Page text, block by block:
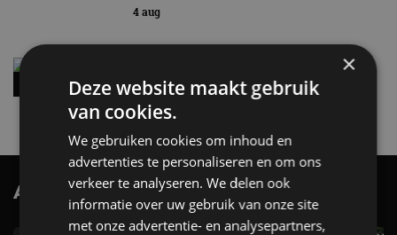
4 aug
kilometer en wordt goedkoper
AutoRAI.nl TV SUBSCRIBE
×
Deze website maakt gebruik
van cookies.
We gebruiken cookies om inhoud en
advertenties te personaliseren en om ons
verkeer te analyseren. We delen ook
informatie over uw gebruik van onze site
met onze advertentie- en analysepartners,